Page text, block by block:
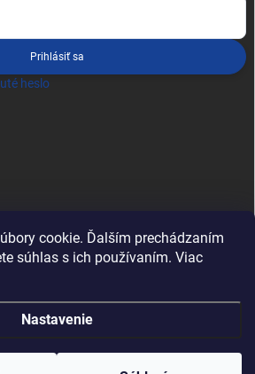
cookie. Ďalším prechádzaním
súhlas s ich používaním. Viac
Nastavenie
Prihlásiť sa
heslo
. Všetky práva vyhradené.